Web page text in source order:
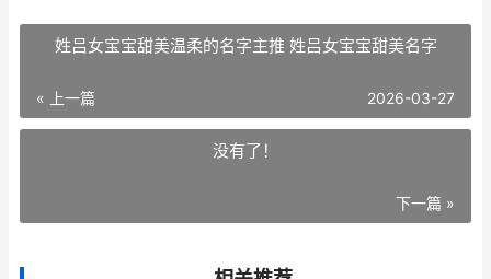
姓吕女宝宝甜美温柔的名字主推 姓吕女宝宝甜美名字
« 上一篇 2026-03-27
没有了！
下一篇 »